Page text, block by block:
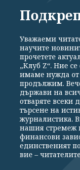
СПОРТ
Общи
Реклама
Издател на
Константинов" 3.
Уважаеми
научите
прочетете
„Клуб Z“. Ние
имаме нужда от
продължим.
държави на
отваряте всеки
търсене на
журналистика.
нашия стремеж
финансови
единственият
вие –